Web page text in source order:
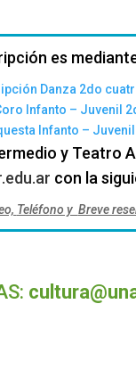
es
Danza 2do
Infanto – Juvenil
Infanto –
y Teatro
con la
Teléfono y Breve